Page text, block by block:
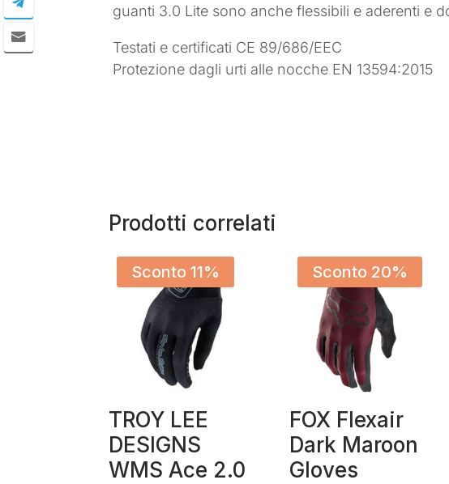
guanti 3.0 Lite sono anche flessibili e aderenti e
Testati e certificati CE 89/686/EEC
Protezione dagli urti alle nocche EN 13594:2015
Prodotti correlati
Sconto 11%
TROY LEE
DESIGNS
WMS Ace 2.0
Sconto 20%
FOX Flexair
Dark Maroon
Gloves